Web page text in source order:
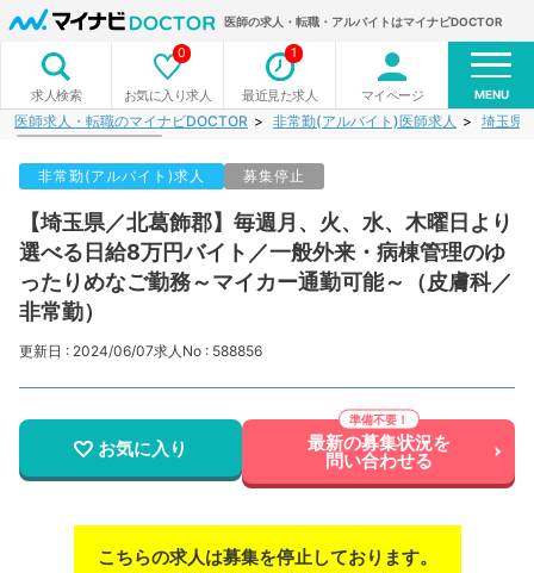
医師の求人・転職・アルバイトはマイナビDOCTOR
求人検索 お気に入り求人
0
最近見た求人
1
マイページ MENU
医師求人・転職のマイナビDOCTOR 非常勤(アルバイト)医師求人 埼玉県
非常勤(アルバイト)求人 募集停止
【埼玉県／北葛飾郡】毎週月、火、水、木曜日より
選べる日給8万円バイト／一般外来・病棟管理のゆ
ったりめなご勤務～マイカー通勤可能～（皮膚科／
非常勤）
更新日 : 2024/06/07求人No : 588856
お気に入り 最新の募集状況を
問い合わせる
こちらの求人は募集を停止しております。